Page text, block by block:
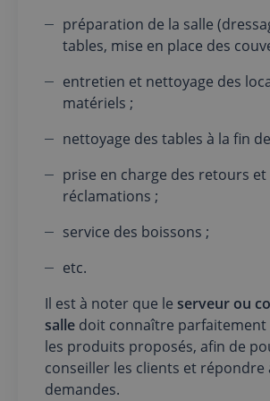
préparation de la salle
tables, mise en place des
entretien et nettoyage des
matériels ;
nettoyage des tables à la fin
prise en charge des retours et
réclamations ;
service des boissons ;
etc.
Il est à noter que le serveur ou
salle doit connaître parfaitement
les produits proposés, afin de
conseiller les clients et répondre
demandes.